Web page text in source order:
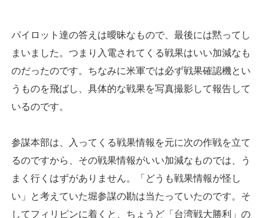
パイロット達の答えは曖昧なもので、最後には黙ってし
まいました。つまり入電されてくる戦果はいい加減なも
のだったのです。ちなみに米軍では必ず戦果確認機とい
うものを飛ばし、具体的な戦果を写真撮影して報告して
いるのです。
参謀本部は、入ってくる戦果情報を元に次の作戦を立て
るのですから、その戦果情報がいい加減なものでは、う
まく行くはずがありません。「どうも戦果情報が怪し
い」と考えていた堀参謀の勘は当たっていたのです。そ
してフィリピンに着くと、ちょうど「台湾戦大勝利」の